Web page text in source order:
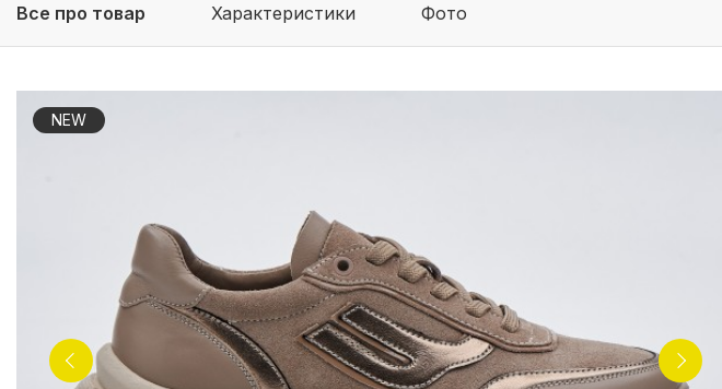
Все про товар Характеристики Фото
NEW